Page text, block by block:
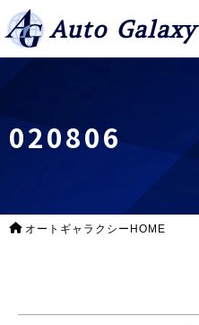
Auto Galaxy
020806
オートギャラクシーHOME